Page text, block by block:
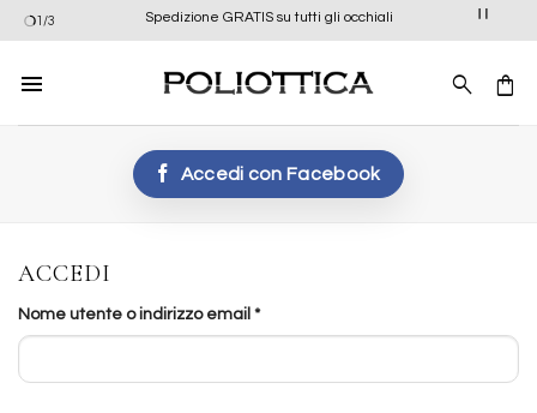
Salta
ai
contenuti
1/3 Spedizione GRATIS su tutti gli occhiali
Accedi con Facebook
ACCEDI
Nome utente o indirizzo email *Richiesto